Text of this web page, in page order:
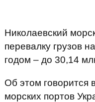
Николаевский
перевалку грузов
годом – до 30,14
Об этом говорится
морских портов